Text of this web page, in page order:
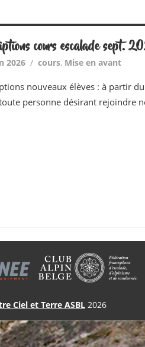
cours escalade sept.
2026 cours, Mise en avant
nouveaux élèves : à partir
personne désirant rejoindre
Ciel et Terre ASBL 2026